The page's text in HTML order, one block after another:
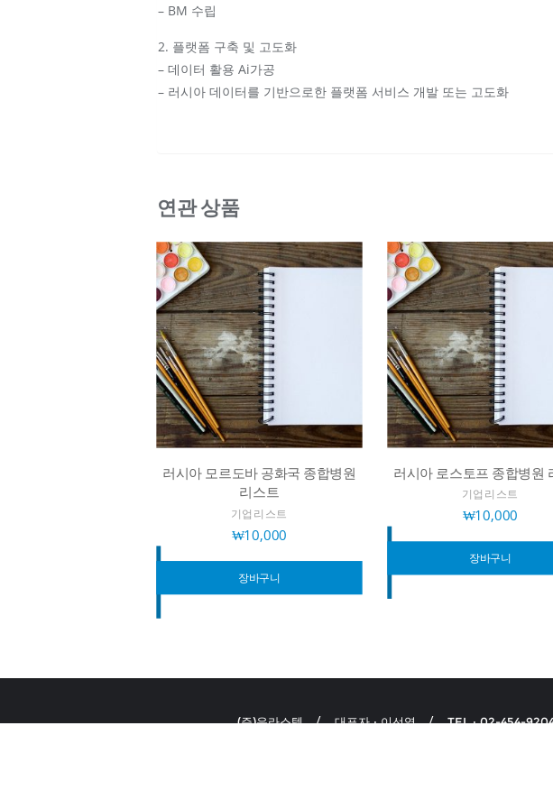
– BM 수립
2. 플랫폼 구축 및 고도화
– 데이터 활용 Ai가공
– 러시아 데이터를 기반으로한 플랫폼 서비스 개발 또는 고도화
연관 상품
러시아 모르도바 공화국 종합병원
리스트
기업리스트
₩10,000
장바구니
러시아 로스토프 종합병원
기업리스트
₩10,000
장바구니
(주)유라스텍 대표자 : 이선영 TEL : 02-454-